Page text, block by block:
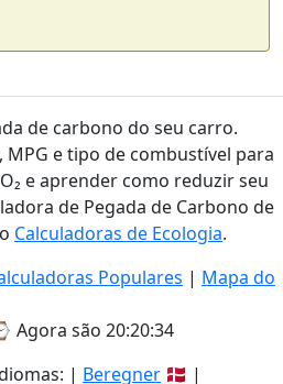
de carbono do seu carro.
e tipo de combustível para
e aprender como reduzir seu
de Pegada de Carbono de
Calculadoras de Ecologia.
Populares | Mapa do
Agora são 20:20:34
| Beregner 🇩🇰 |